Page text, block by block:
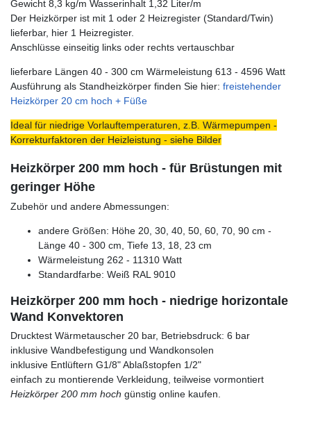
Gewicht 8,3 kg/m Wasserinhalt 1,32 Liter/m
Der Heizkörper ist mit 1 oder 2 Heizregister (Standard/Twin)
lieferbar, hier 1 Heizregister.
Anschlüsse einseitig links oder rechts vertauschbar
lieferbare Längen 40 - 300 cm Wärmeleistung 613 - 4596 Watt
Ausführung als Standheizkörper finden Sie hier: freistehender
Heizkörper 20 cm hoch + Füße
Ideal für niedrige Vorlauftemperaturen, z.B. Wärmepumpen -
Korrekturfaktoren der Heizleistung - siehe Bilder
Heizkörper 200 mm hoch - für Brüstungen mit
geringer Höhe
Zubehör und andere Abmessungen:
andere Größen: Höhe 20, 30, 40, 50, 60, 70, 90 cm -
Länge 40 - 300 cm, Tiefe 13, 18, 23 cm
Wärmeleistung 262 - 11310 Watt
Standardfarbe: Weiß RAL 9010
Heizkörper 200 mm hoch - niedrige horizontale
Wand Konvektoren
Drucktest Wärmetauscher 20 bar, Betriebsdruck: 6 bar
inklusive Wandbefestigung und Wandkonsolen
inklusive Entlüftern G1/8" Ablaßstopfen 1/2"
einfach zu montierende Verkleidung, teilweise vormontiert
Heizkörper 200 mm hoch günstig online kaufen.